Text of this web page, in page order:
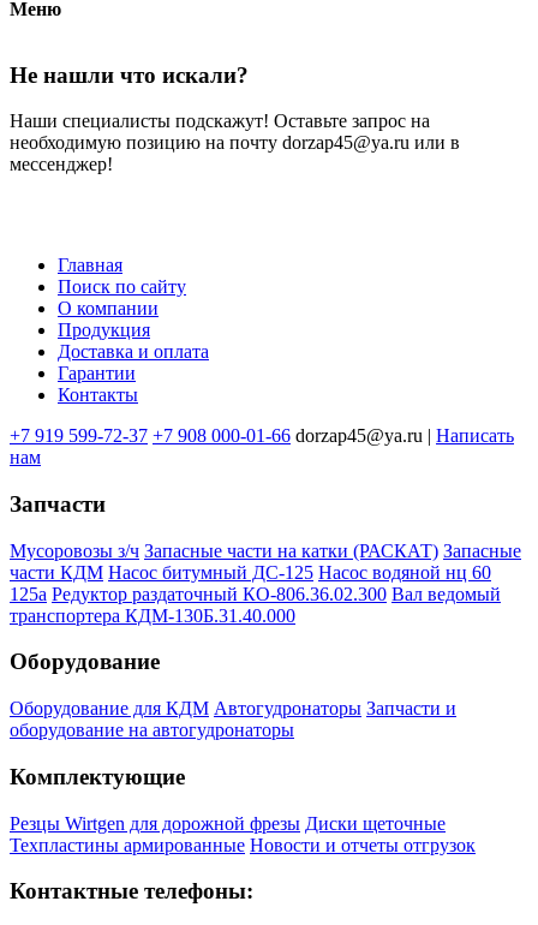
Меню
Не нашли что искали?
Наши специалисты подскажут! Оставьте запрос на
необходимую позицию на почту dorzap45@ya.ru или в
мессенджер!
Меню
подвале
Главная
Поиск по сайту
О компании
Продукция
Доставка и оплата
Гарантии
Контакты
+7 919 599-72-37 +7 908 000-01-66 dorzap45@ya.ru | Написать
нам
Запчасти
Мусоровозы з/ч Запасные части на катки (РАСКАТ) Запасные
части КДМ Насос битумный ДС-125 Насос водяной нц 60
125а Редуктор раздаточный КО-806.36.02.300 Вал ведомый
транспортера КДМ-130Б.31.40.000
Оборудование
Оборудование для КДМ Автогудронаторы Запчасти и
оборудование на автогудронаторы
Комплектующие
Резцы Wirtgen для дорожной фрезы Диски щеточные
Техпластины армированные Новости и отчеты отгрузок
Контактные телефоны: